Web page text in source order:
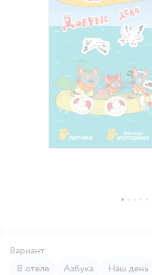
Вариант
В отеле
Азбука Наш день